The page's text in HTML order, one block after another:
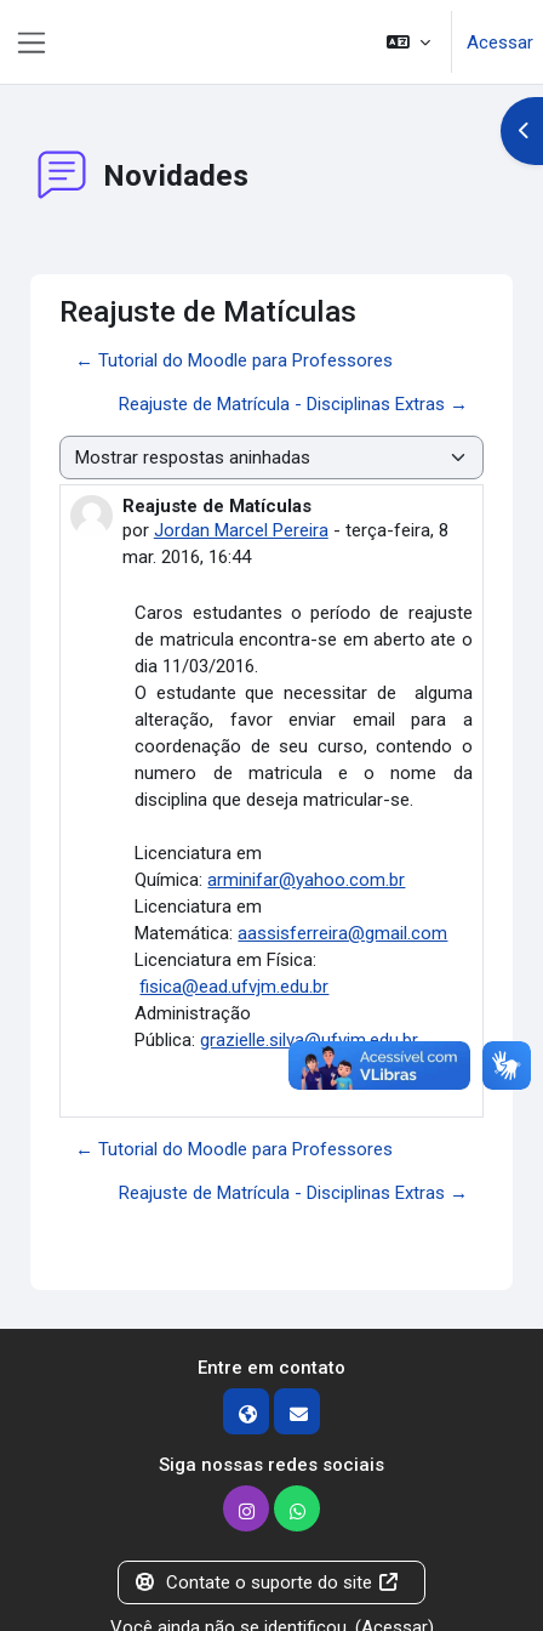
Acessar
Novidades
Reajuste de Matículas
← Tutorial do Moodle para Professores
Reajuste de Matrícula - Disciplinas Extras →
Modo de visualização
Reajuste de Matículas
por Jordan Marcel Pereira- terça-feira, 8
mar. 2016, 16:44
Número de respostas: 0
Caros estudantes o período de reajuste
de matricula encontra-se em aberto ate o
dia 11/03/2016.
O estudante que necessitar de alguma
alteração, favor enviar email para a
coordenação de seu curso, contendo o
numero de matricula e o nome da
disciplina que deseja matricular-se.
Licenciatura em
Química:arminifar@yahoo.com.br
Licenciatura em
Matemática:aassisferreira@gmail.com
Licenciatura em Física:
fisica@ead.ufvjm.edu.br
Administração
Pública:grazielle.silva@ufvjm.edu.br
Link direto
← Tutorial do Moodle para Professores
Reajuste de Matrícula - Disciplinas Extras →
Entre em contato
Siga nossas redes sociais
Contate o suporte do site